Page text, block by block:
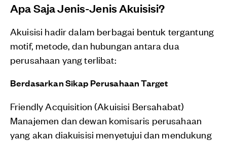
Apa Saja Jenis-Jenis Akuisisi?
Akuisisi hadir dalam berbagai bentuk tergantung
motif, metode, dan hubungan antara dua
perusahaan yang terlibat:
Berdasarkan Sikap Perusahaan Target
Friendly Acquisition (Akuisisi Bersahabat)
Manajemen dan dewan komisaris perusahaan
yang akan diakuisisi menyetujui dan mendukung